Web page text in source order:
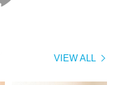
VIEW ALL